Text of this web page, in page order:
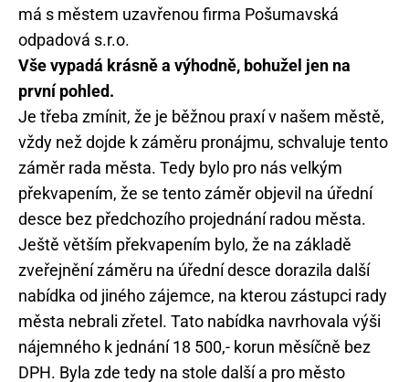
má s městem uzavřenou firma Pošumavská
odpadová s.r.o.
Vše vypadá krásně a výhodně, bohužel jen na
první pohled.
Je třeba zmínit, že je běžnou praxí v našem městě,
vždy než dojde k záměru pronájmu, schvaluje tento
záměr rada města. Tedy bylo pro nás velkým
překvapením, že se tento záměr objevil na úřední
desce bez předchozího projednání radou města.
Ještě větším překvapením bylo, že na základě
zveřejnění záměru na úřední desce dorazila další
nabídka od jiného zájemce, na kterou zástupci rady
města nebrali zřetel. Tato nabídka navrhovala výši
nájemného k jednání 18 500,- korun měsíčně bez
DPH. Byla zde tedy na stole další a pro město